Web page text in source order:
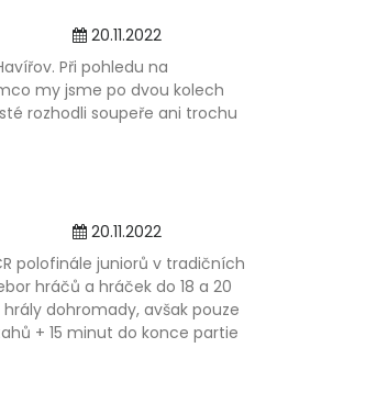
20.11.2022
Při pohledu na
my jsme po dvou kolech
rozhodli soupeře ani trochu
20.11.2022
polofinále juniorů v tradičních
hráčů a hráček do 18 a 20
dohromady, avšak pouze
+ 15 minut do konce partie